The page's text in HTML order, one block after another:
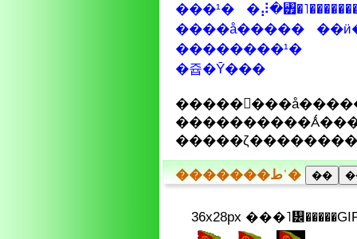
���¹�
����å�����
��������¹�
�쥽�Ȳ���
�������طʿ�
36x28px